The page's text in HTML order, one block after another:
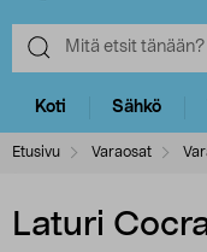
Koti Sähkö
Etusivu Varaosat
Laturi